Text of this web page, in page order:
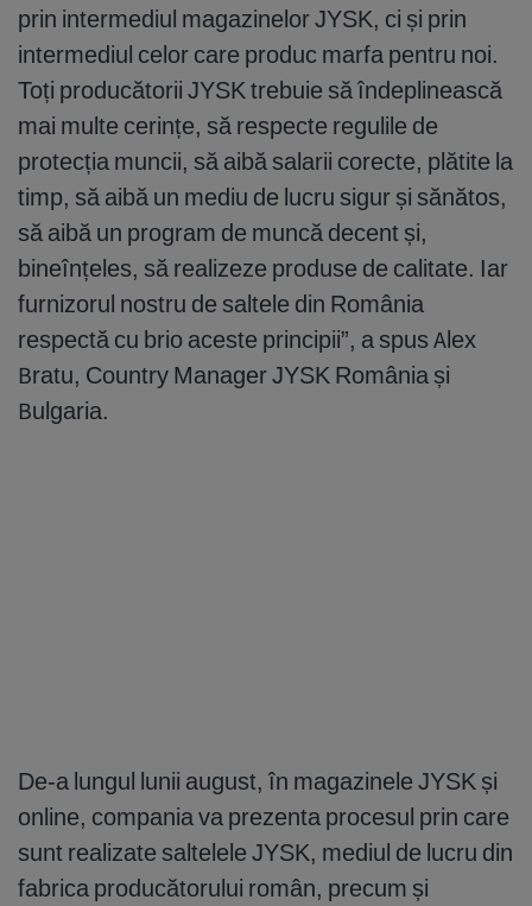
prin intermediul magazinelor JYSK, ci și prin
intermediul celor care produc marfa pentru noi.
Toți producătorii JYSK trebuie să îndeplinească
mai multe cerințe, să respecte regulile de
protecția muncii, să aibă salarii corecte, plătite la
timp, să aibă un mediu de lucru sigur și sănătos,
să aibă un program de muncă decent și,
bineînțeles, să realizeze produse de calitate. Iar
furnizorul nostru de saltele din România
respectă cu brio aceste principii”, a spus Alex
Bratu, Country Manager JYSK România și
Bulgaria.
De-a lungul lunii august, în magazinele JYSK și
online, compania va prezenta procesul prin care
sunt realizate saltelele JYSK, mediul de lucru din
fabrica producătorului român, precum și